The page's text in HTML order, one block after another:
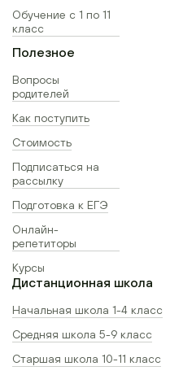
Обучение с 1 по 11
класс
Полезное
Вопросы
родителей
Как поступить
Стоимость
Подписаться на
рассылку
Подготовка к ЕГЭ
Онлайн-
репетиторы
Курсы
Дистанционная школа
Начальная школа 1-4 класс
Средняя школа 5-9 класс
Старшая школа 10-11 класс